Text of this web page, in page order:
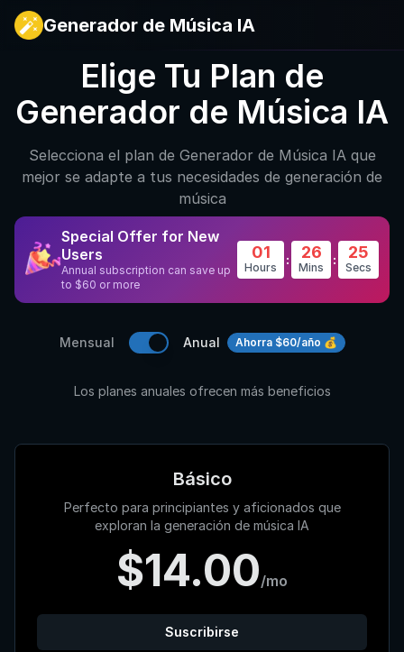
Generador de Música IA
Elige Tu Plan de
Generador de Música IA
Selecciona el plan de Generador de Música IA que
mejor se adapte a tus necesidades de generación de
música
Special Offer for New
Users
Annual subscription can save up
to $60 or more
01
Hours
: 26
Mins
: 24
Secs
Mensual Anual Ahorra $60/año 💰
Los planes anuales ofrecen más beneficios
Básico
Perfecto para principiantes y aficionados que
exploran la generación de música IA
$14.00/mo
Suscribirse